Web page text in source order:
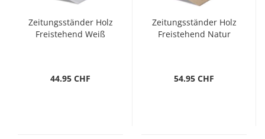
Zeitungsständer Holz
Freistehend Weiß
44.95 CHF
Zeitungsständer Holz
Freistehend Natur
54.95 CHF